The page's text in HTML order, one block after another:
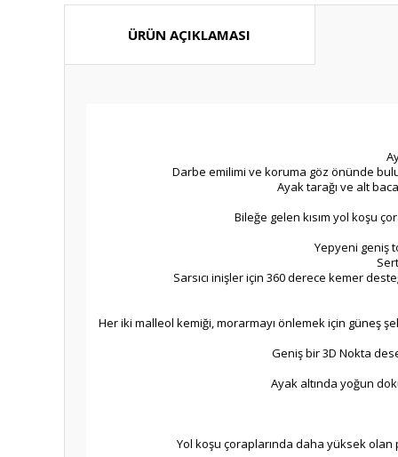
ÜRÜN AÇIKLAMASI
Darbe emilimi ve koruma göz önünde
Ayak tarağı ve alt
Bileğe gelen kısım yol koşu
Yepyeni geniş
Sarsıcı inişler için 360 derece kemer
Her iki malleol kemiği, morarmayı önlemek için güneş
Geniş bir 3D Nokta
Ayak altında yoğun
Yol koşu çoraplarında daha yüksek